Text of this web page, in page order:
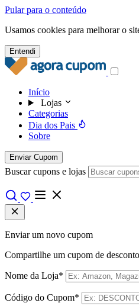
Pular para o conteúdo
Usamos cookies para melhorar o
Entendi
Início
Lojas
Categorias
Dia dos Pais
Sobre
Enviar Cupom
Buscar cupons e lojas
Enviar um novo cupom
Compartilhe um cupom de
Nome da Loja*
Código do Cupom*